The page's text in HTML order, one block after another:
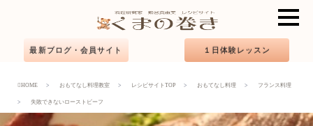
１日体験レッスン
最新ブログ・会員サイト
HOME おもてなし料理教室 レシピサイトTOP おもてなし料理 フランス料理
失敗できないローストビーフ